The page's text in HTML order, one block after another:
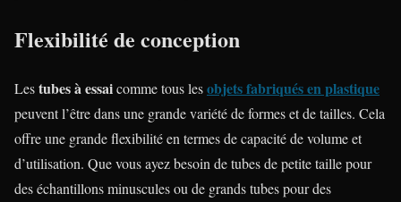
Flexibilité de conception
Lestubes à essaicomme tous lesobjets fabriqués en plastique
peuvent l’être dans une grande variété de formes et de tailles. Cela
offre une grande flexibilité en termes de capacité de volume et
d’utilisation. Que vous ayez besoin de tubes de petite taille pour
des échantillons minuscules ou de grands tubes pour des